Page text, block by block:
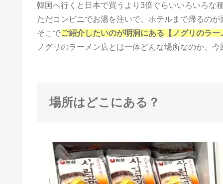
韓国へ行くと日本で買うより3倍ぐらいいろいろな
ただコンビニでお湯を注いで、ホテルまで帰るの
そこでご紹介したいのが明洞にある【ノグリのラー
ノグリのラーメン店とは一体どんな場所なのか、
場所はどこにある？